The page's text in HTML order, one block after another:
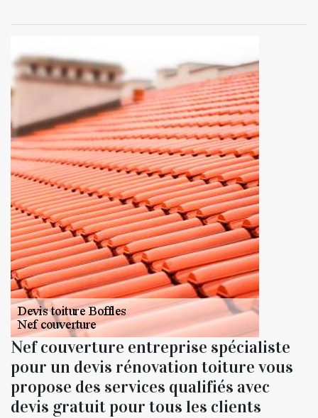
Nef couverture entreprise spécialiste
pour un devis rénovation toiture vous
propose des services qualifiés avec
devis gratuit pour tous les clients